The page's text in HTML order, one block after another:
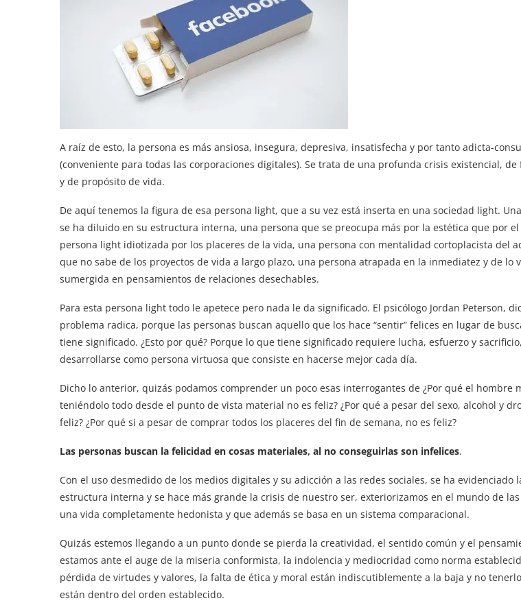
A raíz de esto, la persona es más ansiosa, insegura, depresiva, insatisfecha y por tanto adicta-
(conveniente para todas las corporaciones digitales). Se trata de una profunda crisis existencial,
y de propósito de vida.
De aquí tenemos la figura de esa persona light, que a su vez está inserta en una sociedad light.
se ha diluido en su estructura interna, una persona que se preocupa más por la estética que por
persona light idiotizada por los placeres de la vida, una persona con mentalidad cortoplacista del
que no sabe de los proyectos de vida a largo plazo, una persona atrapada en la inmediatez y de lo
sumergida en pensamientos de relaciones desechables.
Para esta persona light todo le apetece pero nada le da significado. El psicólogo Jordan Peterson,
problema radica, porque las personas buscan aquello que los hace “sentir” felices en lugar de
tiene significado. ¿Esto por qué? Porque lo que tiene significado requiere lucha, esfuerzo y
desarrollarse como persona virtuosa que consiste en hacerse mejor cada día.
Dicho lo anterior, quizás podamos comprender un poco esas interrogantes de ¿Por qué el hombre
teniéndolo todo desde el punto de vista material no es feliz? ¿Por qué a pesar del sexo, alcohol y
feliz? ¿Por qué si a pesar de comprar todos los placeres del fin de semana, no es feliz?
Las personas buscan la felicidad en cosas materiales, al no conseguirlas son infelices.
Con el uso desmedido de los medios digitales y su adicción a las redes sociales, se ha evidenciado
estructura interna y se hace más grande la crisis de nuestro ser, exteriorizamos en el mundo de
una vida completamente hedonista y que además se basa en un sistema comparacional.
Quizás estemos llegando a un punto donde se pierda la creatividad, el sentido común y el
estamos ante el auge de la miseria conformista, la indolencia y mediocridad como norma
pérdida de virtudes y valores, la falta de ética y moral están indiscutiblemente a la baja y no
están dentro del orden establecido.